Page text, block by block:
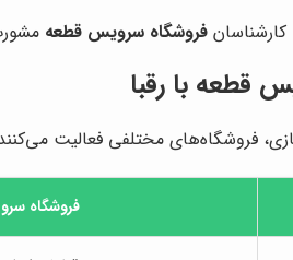
کارشناسان فروشگاه سرویس قطعه
قطعه با رقبا
فروشگاه‌های مختلفی فعالیت
فروشگاه